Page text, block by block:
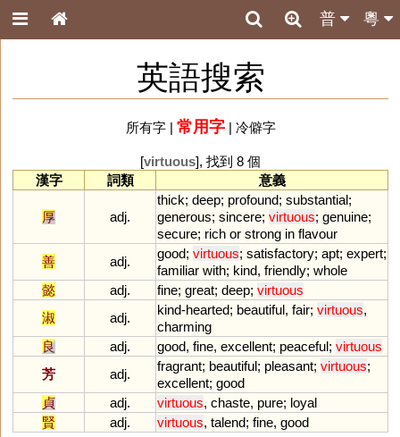
粵
普
英語搜索
所有字| 常用字| 冷僻字
[virtuous], 找到 8 個
漢字
詞類 意義
厚 adj.
thick; deep; profound; substantial;
generous; sincere; virtuous; genuine;
secure; rich or strong in flavour
善
adj.
good; virtuous; satisfactory; apt; expert;
familiar with; kind, friendly; whole
懿
adj. fine; great; deep; virtuous
淑
adj.
kind-hearted; beautiful, fair; virtuous,
charming
良
adj. good, fine, excellent; peaceful; virtuous
芳
adj.
fragrant; beautiful; pleasant; virtuous;
excellent; good
貞
adj. virtuous, chaste, pure; loyal
賢
adj. virtuous, talend; fine, good